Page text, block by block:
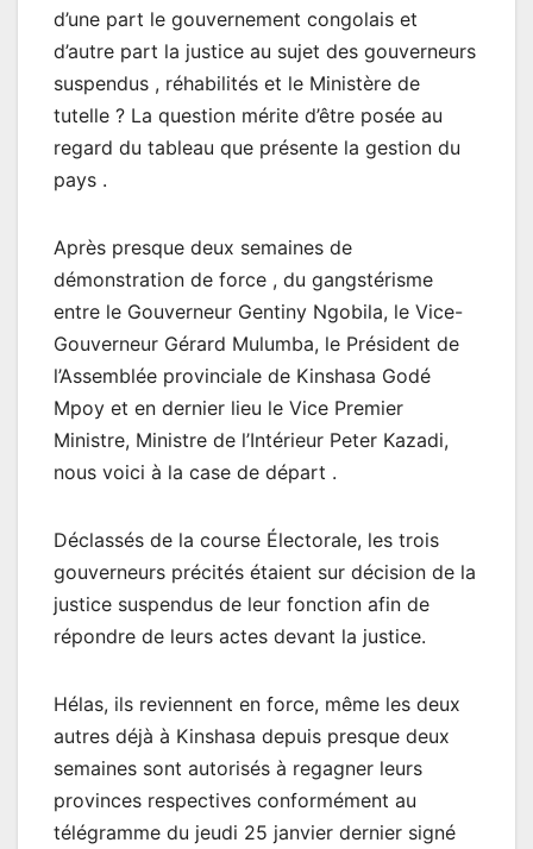
d’une part le gouvernement congolais et
d’autre part la justice au sujet des gouverneurs
suspendus , réhabilités et le Ministère de
tutelle ? La question mérite d’être posée au
regard du tableau que présente la gestion du
pays .
Après presque deux semaines de
démonstration de force , du gangstérisme
entre le Gouverneur Gentiny Ngobila, le Vice-
Gouverneur Gérard Mulumba, le Président de
l’Assemblée provinciale de Kinshasa Godé
Mpoy et en dernier lieu le Vice Premier
Ministre, Ministre de l’Intérieur Peter Kazadi,
nous voici à la case de départ .
Déclassés de la course Électorale, les trois
gouverneurs précités étaient sur décision de la
justice suspendus de leur fonction afin de
répondre de leurs actes devant la justice.
Hélas, ils reviennent en force, même les deux
autres déjà à Kinshasa depuis presque deux
semaines sont autorisés à regagner leurs
provinces respectives conformément au
télégramme du jeudi 25 janvier dernier signé